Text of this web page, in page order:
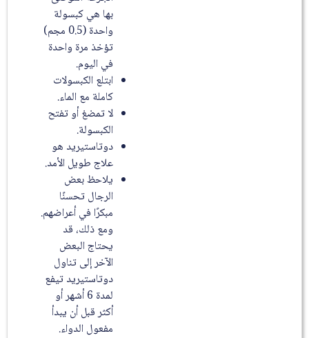
بها هي كبسولة
واحدة (0.5 مجم)
تؤخذ مرة واحدة
في اليوم.
ابتلع الكبسولات
كاملة مع الماء.
لا تمضغ أو تفتح
الكبسولة.
دوتاستيريد هو
علاج طويل الأمد.
يلاحظ بعض
الرجال تحسنًا
مبكرًا في أعراضهم.
ومع ذلك، قد
يحتاج البعض
الآخر إلى تناول
دوتاستيريد تيفع
لمدة 6 أشهر أو
أكثر قبل أن يبدأ
مفعول الدواء.